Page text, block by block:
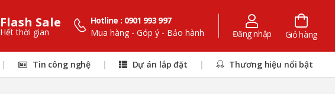
Flash Sale
Hết thời gian
Hotline : 0901 993 997
Mua hàng - Góp ý - Bảo hành
Đăng nhập Giỏ hàng
| Tin công nghệ | Dự án lắp đặt | Thương hiệu nổi bật